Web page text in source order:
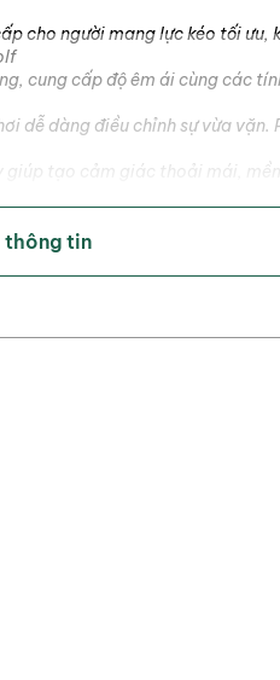
cho người mang lực kéo tối ưu,
cung cấp độ êm ái cùng các
dễ dàng điều chỉnh sự vừa vặn.
tạo cảm giác thoải mái,
thông tin